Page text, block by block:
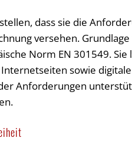
dass sie die
versehen.
Norm EN 301549. Sie
sowie
Anforderungen